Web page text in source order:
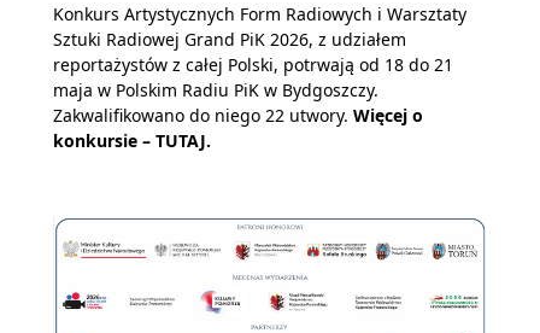
Konkurs Artystycznych Form Radiowych i Warsztaty
Sztuki Radiowej Grand PiK 2026, z udziałem
reportażystów z całej Polski, potrwają od 18 do 21
maja w Polskim Radiu PiK w Bydgoszczy.
Zakwalifikowano do niego 22 utwory. Więcej o
konkursie – TUTAJ.